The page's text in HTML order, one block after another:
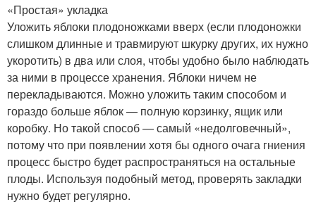
«Простая» укладка
Уложить яблоки плодоножками вверх (если плодоножки
слишком длинные и травмируют шкурку других, их нужно
укоротить) в два или слоя, чтобы удобно было наблюдать
за ними в процессе хранения. Яблоки ничем не
перекладываются. Можно уложить таким способом и
гораздо больше яблок — полную корзинку, ящик или
коробку. Но такой способ — самый «недолговечный»,
потому что при появлении хотя бы одного очага гниения
процесс быстро будет распространяться на остальные
плоды. Используя подобный метод, проверять закладки
нужно будет регулярно.